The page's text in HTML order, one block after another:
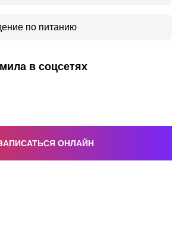
по питанию
в соцсетях
ОНЛАЙН